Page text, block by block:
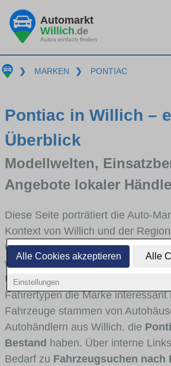
Alle Cookies akzeptieren Alle
Einstellungen
Automarkt
Willich.de
Autos einfach finden
❯ MARKEN ❯ PONTIAC
Pontiac in Willich –
Überblick
Modellwelten,
Angebote lokaler
Diese Seite porträtiert die Auto-
Kontext von Willich und der
welchen Fahrzeugklassen Pontiac
welche Modellreihen häufig im
Umlandverkehr zu sehen sind und
Fahrertypen die Marke interessant
Fahrzeuge stammen von
Autohändlern aus Willich, die
Bestand haben. Über interne
Bedarf zu Fahrzeugsuchen nach